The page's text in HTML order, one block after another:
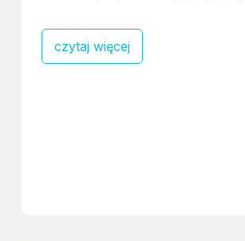
czytaj więcej